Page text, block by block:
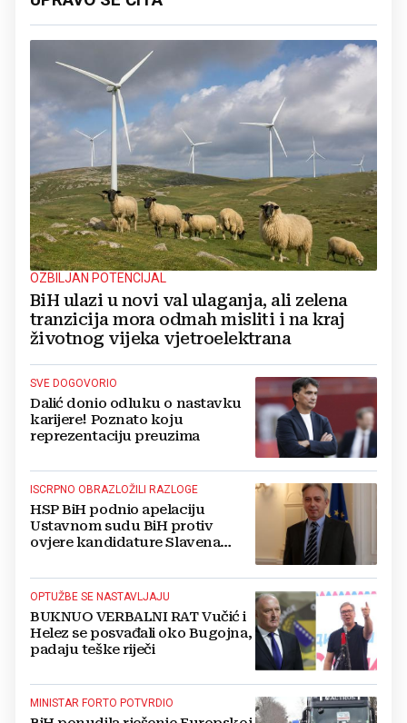
OZBILJAN POTENCIJAL
BiH ulazi u novi val ulaganja, ali zelena
tranzicija mora odmah misliti i na kraj
životnog vijeka vjetroelektrana
SVE DOGOVORIO
Dalić donio odluku o nastavku
karijere! Poznato koju
reprezentaciju preuzima
ISCRPNO OBRAZLOŽILI RAZLOGE
HSP BiH podnio apelaciju
Ustavnom sudu BiH protiv
ovjere kandidature Slavena
OPTUŽBE SE NASTAVLJAJU
BUKNUO VERBALNI RAT Vučić i
Helez se posvađali oko Bugojna,
padaju teške riječi
MINISTAR FORTO POTVRDIO